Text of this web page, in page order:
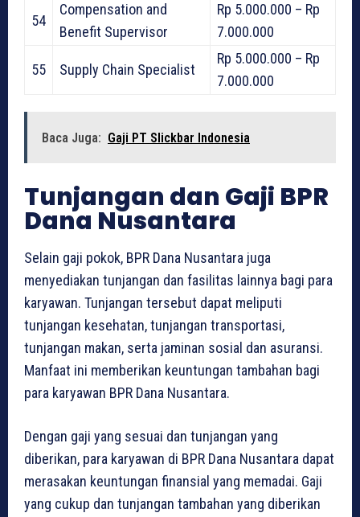
54
Compensation and
Benefit Supervisor
Rp 5.000.000 – Rp
7.000.000
55 Supply Chain Specialist
Rp 5.000.000 – Rp
7.000.000
Baca Juga: Gaji PT Slickbar Indonesia
Tunjangan dan Gaji BPR
Dana Nusantara
Selain gaji pokok, BPR Dana Nusantara juga
menyediakan tunjangan dan fasilitas lainnya bagi para
karyawan. Tunjangan tersebut dapat meliputi
tunjangan kesehatan, tunjangan transportasi,
tunjangan makan, serta jaminan sosial dan asuransi.
Manfaat ini memberikan keuntungan tambahan bagi
para karyawan BPR Dana Nusantara.
Dengan gaji yang sesuai dan tunjangan yang
diberikan, para karyawan di BPR Dana Nusantara dapat
merasakan keuntungan finansial yang memadai. Gaji
yang cukup dan tunjangan tambahan yang diberikan